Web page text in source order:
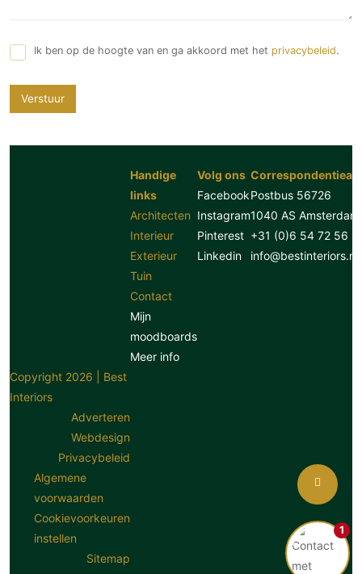
Ik ben op de hoogte van en ga akkoord met het privacybeleid.
Verstuur
1
Handige
links
Architecten
Interieur
Exterieur
Tuin
Contact
Mijn
moodboards
Meer info
Volg ons
Facebook
Instagram
Pinterest
Linkedin
Postbus 56726
1040 AS Amsterdam
+31 (0)6 54 72 56
info@bestinteriors.nl
Copyright 2026 | Best
Interiors
Adverteren
Webdesign
Privacybeleid
Algemene
voorwaarden
Cookievoorkeuren
instellen
Sitemap